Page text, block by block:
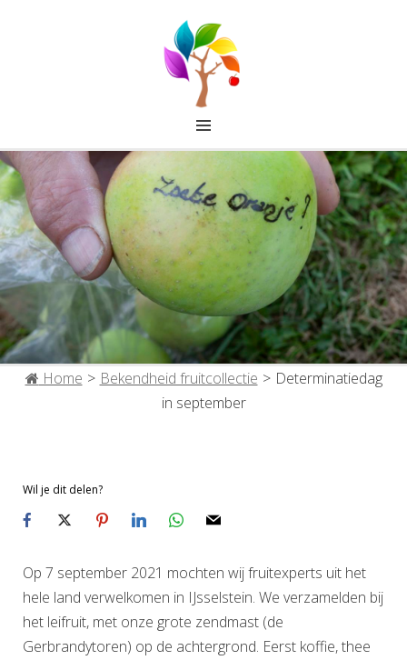
FRUITCOLLECTIE IJSSELSTEIN
Home > Bekendheid fruitcollectie > Determinatiedag
in september
Wil je dit delen?
Op 7 september 2021 mochten wij fruitexperts uit het
hele land verwelkomen in IJsselstein. We verzamelden bij
het leifruit, met onze grote zendmast (de
Gerbrandytoren) op de achtergrond. Eerst koffie, thee